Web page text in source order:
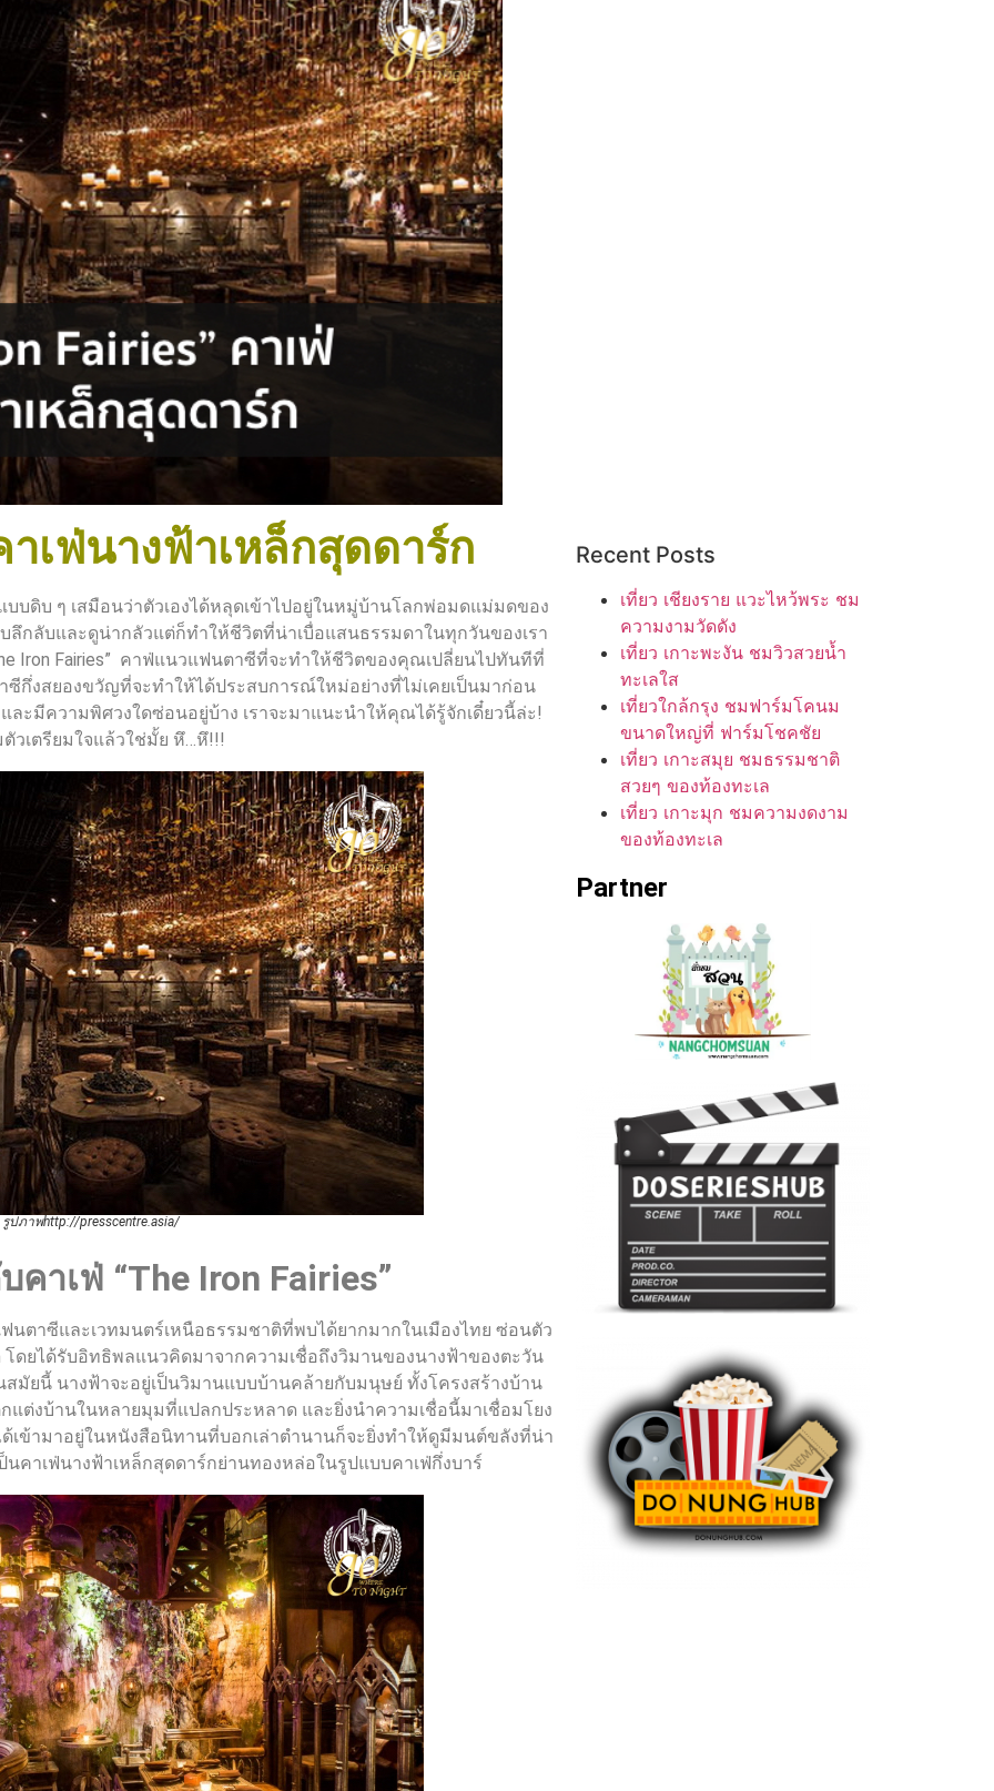
าเฟ่นางฟ้าเหล็กสุดดาร์ก
ดิบ ๆ เสมือนว่าตัวเองได้หลุดเข้าไปอยู่ในหมู่บ้านโลกพ่อมดแม่มดของ
กลับและดูน่ากลัวแต่ก็ทำให้ชีวิตที่น่าเบื่อแสนธรรมดาในทุกวันของเรา
Iron Fairies” คาฟ่แนวแฟนตาซีที่จะทำให้ชีวิตของคุณเปลี่ยนไปทันทีที่
กึ่งสยองขวัญที่จะทำให้ได้ประสบการณ์ใหม่อย่างที่ไม่เคยเป็นมาก่อน
ละมีความพิศวงใดซ่อนอยู่บ้าง เราจะมาแนะนำให้คุณได้รู้จักเดี๋ยวนี้ล่ะ!
ตัวเตรียมใจแล้วใช่มั้ย หึ…หึ!!!
รูปภาพhttp://presscentre.asia/
คาเฟ่ “The Iron Fairies”
ฟนตาซีและเวทมนตร์เหนือธรรมชาติที่พบได้ยากมากในเมืองไทย ซ่อนตัว
โดยได้รับอิทธิพลแนวคิดมาจากความเชื่อถึงวิมานของนางฟ้าของตะวัน
มัยนี้ นางฟ้าจะอยู่เป็นวิมานแบบบ้านคล้ายกับมนุษย์ ทั้งโครงสร้างบ้าน
แต่งบ้านในหลายมุมที่แปลกประหลาด และยิ่งนำความเชื่อนี้มาเชื่อมโยง
ข้ามาอยู่ในหนังสือนิทานที่บอกเล่าตำนานก็จะยิ่งทำให้ดูมีมนต์ขลังที่น่า
คาเฟ่นางฟ้าเหล็กสุดดาร์กย่านทองหล่อในรูปแบบคาเฟ่กึ่งบาร์
Recent Posts
เที่ยว เชียงราย แวะไหว้พระ ชม
ความงามวัดดัง
เที่ยว เกาะพะงัน ชมวิวสวยน้ำ
ทะเลใส
เที่ยวใกล้กรุง ชมฟาร์มโคนม
ขนาดใหญ่ที่ ฟาร์มโชคชัย
เที่ยว เกาะสมุย ชมธรรมชาติ
สวยๆ ของท้องทะเล
เที่ยว เกาะมุก ชมความงดงาม
ของท้องทะเล
Partner